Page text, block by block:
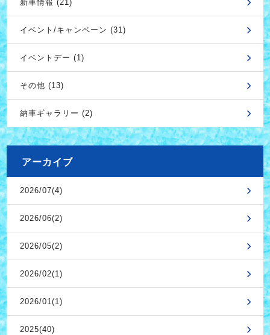
新車情報 (21)
イベント/キャンペーン (31)
イベントデー (1)
その他 (13)
納車ギャラリー (2)
アーカイブ
2026/07(4)
2026/06(2)
2026/05(2)
2026/02(1)
2026/01(1)
2025(40)